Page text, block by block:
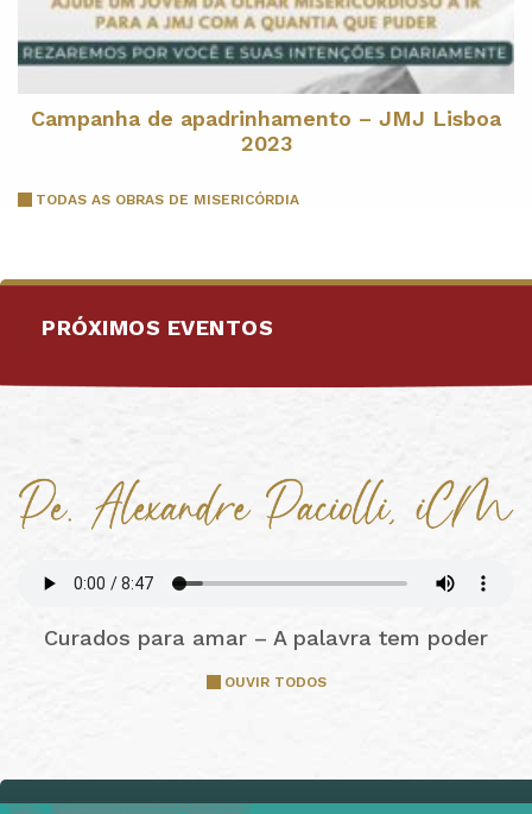
Campanha de apadrinhamento – JMJ Lisboa
2023
TODAS AS OBRAS DE MISERICÓRDIA
PRÓXIMOS EVENTOS
Curados para amar – A palavra tem poder
OUVIR TODOS